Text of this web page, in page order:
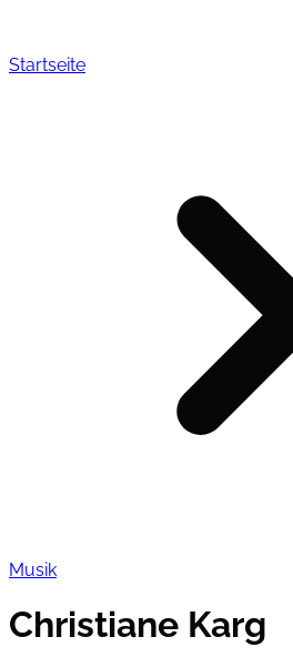
Startseite
Musik
Christiane Karg